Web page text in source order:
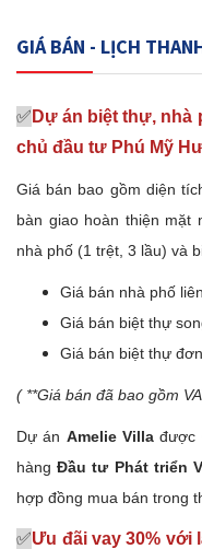
GIÁ BÁN - LỊCH
✅ Dự án biệt thự, nhà
chủ đầu tư Phú Mỹ
Giá bán bao gồm diện
bàn giao hoàn thiện mặt
nhà phố (1 trệt, 3 lầu) và
Giá bán nhà phố
Giá bán biệt thự
Giá bán biệt thự
( **Giá bán đã bao gồm
Dự án Amelie Villa được
hàngĐầu tư Phát triển
hợp đồng mua bán trong
✅Ưu đãi vay 30% với